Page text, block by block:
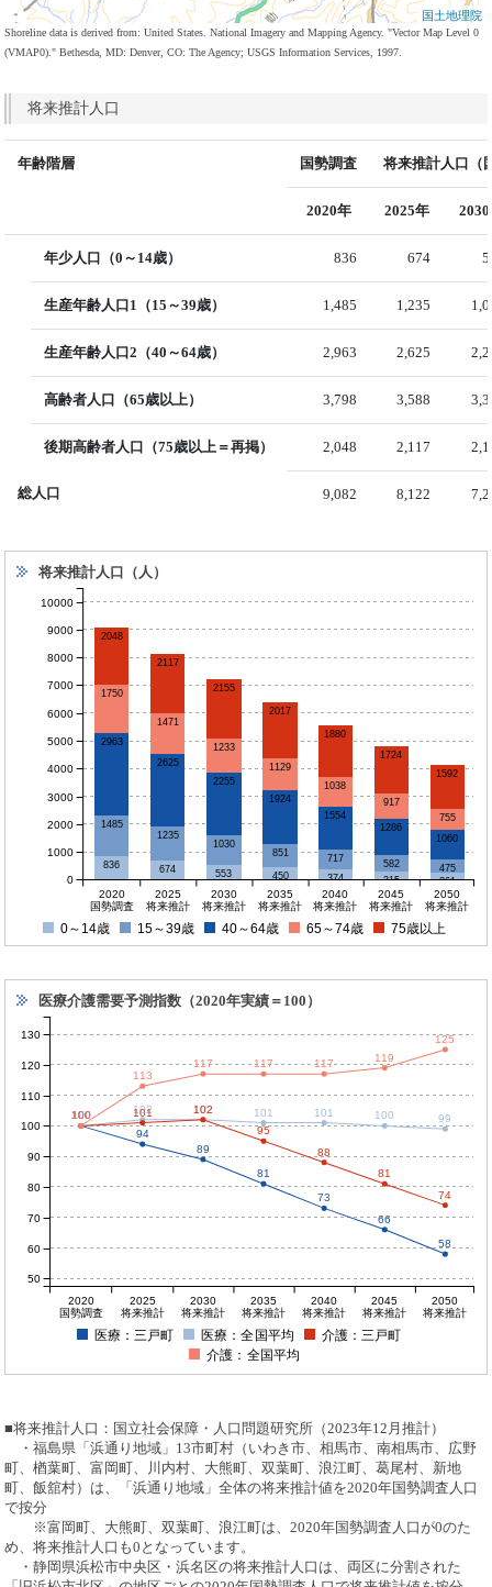
国土地理院
Shoreline data is derived from: United States. National Imagery and Mapping Agency. "Vector Map Level 0
(VMAP0)." Bethesda, MD: Denver, CO: The Agency; USGS Information Services, 1997.
将来推計人口
年齢階層 国勢調査 将来推計人口（
2020年 2025年
年少人口（0～14歳） 836 674
生産年齢人口1（15～39歳） 1,485 1,235
生産年齢人口2（40～64歳） 2,963 2,625
高齢者人口（65歳以上） 3,798 3,588
後期高齢者人口（75歳以上＝再掲） 2,048 2,117
総人口 9,082 8,122
将来推計人口（人）
836 674 553 450 374 315 261
1485
1235
1030
851
717 582 475
2963
2625
2255
1924
1554
1286
1060
1750
1471
1233
1129
1038
917
755
2048
2117
2155
2017
1880
1724
1592
2020
国勢調査
2025
将来推計
2030
将来推計
2035
将来推計
2040
将来推計
2045
将来推計
2050
将来推計
0
1000
2000
3000
4000
5000
6000
7000
8000
9000
10000
0～14歳 15～39歳 40～64歳 65～74歳 75歳以上
医療介護需要予測指数（2020年実績＝100）
100
94
89
81
73
66
58
100
102 102 101 101 100 99
100 101
102
95
88
81
74
100
113
117 117 117
119
125
2020
国勢調査
2025
将来推計
2030
将来推計
2035
将来推計
2040
将来推計
2045
将来推計
2050
将来推計
60
70
80
90
100
110
120
130
50
医療：三戸町 医療：全国平均
介護：三戸町
介護：全国平均
■将来推計人口：国立社会保障・人口問題研究所（2023年12月推計）
・福島県「浜通り地域」13市町村（いわき市、相馬市、南相馬市、広野
町、楢葉町、富岡町、川内村、大熊町、双葉町、浪江町、葛尾村、新地
町、飯舘村）は、「浜通り地域」全体の将来推計値を2020年国勢調査人口
で按分
※富岡町、大熊町、双葉町、浪江町は、2020年国勢調査人口が0のた
め、将来推計人口も0となっています。
・静岡県浜松市中央区・浜名区の将来推計人口は、両区に分割された